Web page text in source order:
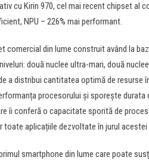
cu Kirin 970, cel mai recent chipset al
NPU – 226% mai performant.
comercial din lume construit având la
două nuclee ultra-mari, două
a distribui cantitatea optimă de resurse
procesorului și sporește durata
îi conferă o capacitate sporită de
toate aplicațiile dezvoltate în jurul
smartphone din lume care poate